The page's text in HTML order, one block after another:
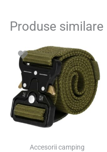
Produse similare
SUPER PREȚ!
Accesorii camping
Prețul
inițial
a
fost:
29.00 lei.
Prețul
curent
este:
27.00 lei.